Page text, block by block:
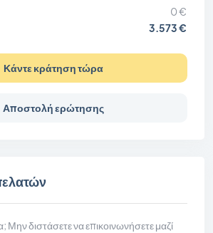
0 €
3.573 €
Κάντε κράτηση τώρα
Αποστολή ερώτησης
Μην διστάσετε να επικοινωνήσετε μαζί